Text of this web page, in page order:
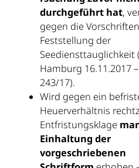
durchgeführt hat,
gegen die
Feststellung der
Seediensttauglichkeit
Hamburg 16.11.2017
243/17).
Wird gegen ein
Heuerverhältnis
Entfristungsklage
Einhaltung der
vorgeschriebenen